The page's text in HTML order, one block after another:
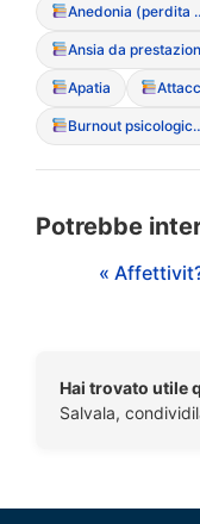
Anedonia
Ansia da
Apatia
Burnout
Potrebbe
«
Hai trovato utile
Salvala,